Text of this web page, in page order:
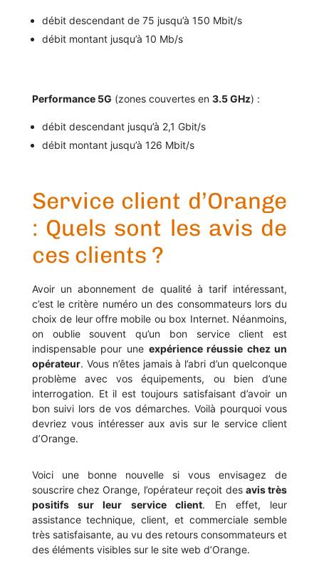
débit descendant de 75 jusqu’à 150 Mbit/s
débit montant jusqu’à 10 Mb/s
Performance 5G (zones couvertes en 3.5 GHz) :
débit descendant jusqu’à 2,1 Gbit/s
débit montant jusqu’à 126 Mbit/s
Service client d’Orange
: Quels sont les avis de
ces clients ?
Avoir un abonnement de qualité à tarif intéressant,
c’est le critère numéro un des consommateurs lors du
choix de leur offre mobile ou box Internet. Néanmoins,
on oublie souvent qu’un bon service client est
indispensable pour une expérience réussie chez un
opérateur. Vous n’êtes jamais à l’abri d’un quelconque
problème avec vos équipements, ou bien d’une
interrogation. Et il est toujours satisfaisant d’avoir un
bon suivi lors de vos démarches. Voilà pourquoi vous
devriez vous intéresser aux avis sur le service client
d’Orange.
Voici une bonne nouvelle si vous envisagez de
souscrire chez Orange, l’opérateur reçoit des avis très
positifs sur leur service client. En effet, leur
assistance technique, client, et commerciale semble
très satisfaisante, au vu des retours consommateurs et
des éléments visibles sur le site web d’Orange.